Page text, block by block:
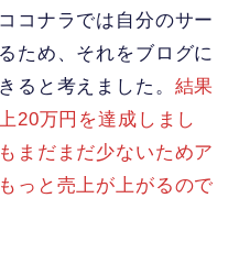
コナラでは自分のサー
ため、それをブログに
ると考えました。 結果
20万円を達成しまし
まだまだ少ないためア
っと売上が上がるので